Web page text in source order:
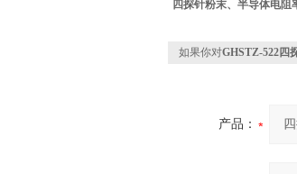
四探针粉末、半导体电阻
如果你对GHSTZ-522四
产品：